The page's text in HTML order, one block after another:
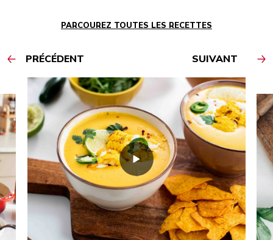
PARCOUREZ TOUTES LES RECETTES
PRÉCÉDENT SUIVANT